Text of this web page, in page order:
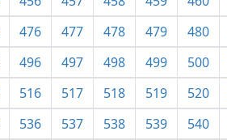
476 477 478 479 480
496 497 498 499 500
516 517 518 519 520
536 537 538 539 540